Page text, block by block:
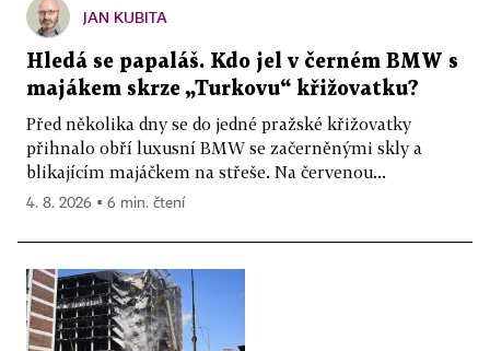
JAN KUBITA
Hledá se papaláš. Kdo jel v černém BMW s
majákem skrze „Turkovu“ křižovatku?
Před několika dny se do jedné pražské křižovatky
přihnalo obří luxusní BMW se začerněnými skly a
blikajícím majáčkem na střeše. Na červenou...
4. 8. 2026 ▪ 6 min. čtení